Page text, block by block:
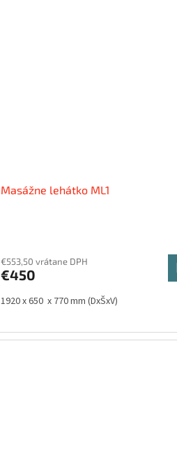
Masážne lehátko ML1
€553,50 vrátane DPH
€450
1920 x 650 x 770 mm (DxŠxV)